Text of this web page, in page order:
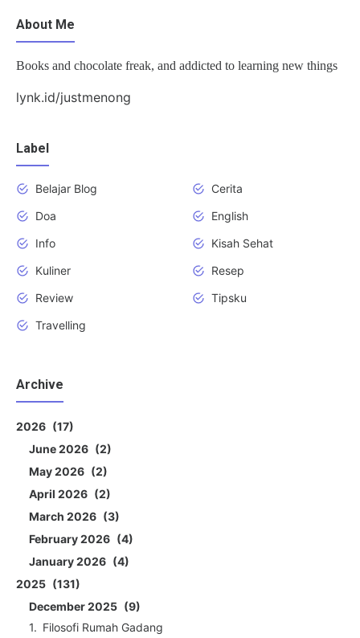
About Me
Books and chocolate freak, and addicted to learning new things
lynk.id/justmenong
Label
Belajar Blog
Cerita
Doa
English
Info
Kisah Sehat
Kuliner
Resep
Review
Tipsku
Travelling
Archive
2026
17
June 2026
2
May 2026
2
April 2026
2
March 2026
3
February 2026
4
January 2026
4
2025
131
December 2025
9
Filosofi Rumah Gadang